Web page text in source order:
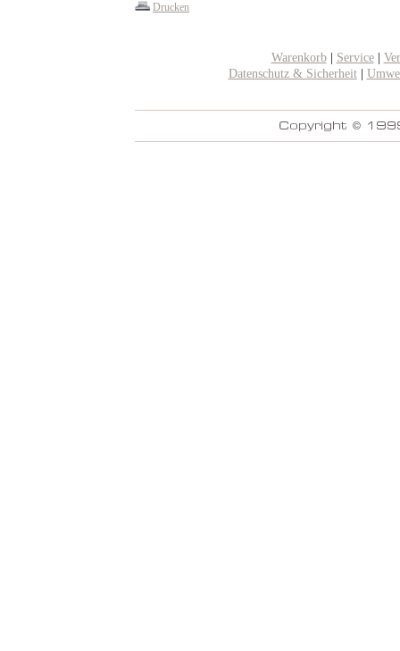
Drucken
Warenkorb| Service|
Datenschutz & Sicherheit|